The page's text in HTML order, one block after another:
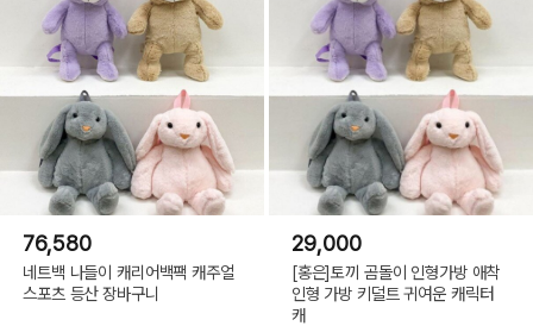
76,580
네트백 나들이 캐리어백팩 캐주얼
스포츠 등산 장바구니
29,000
[홍은]토끼 곰돌이 인형가방 애착
인형 가방 키덜트 귀여운 캐릭터
캐